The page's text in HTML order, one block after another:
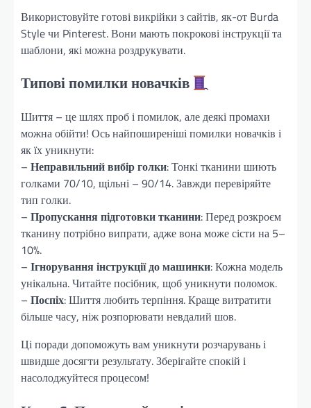
Використовуйте готові викрійки з сайтів, як-от Burda
Style чи Pinterest. Вони мають покрокові інструкції та
шаблони, які можна роздрукувати.
Типові помилки новачків
Шиття – це шлях проб і помилок, але деякі промахи
можна обійти! Ось найпоширеніші помилки новачків і
як їх уникнути:
– Неправильний вибір голки: Тонкі тканини шиють
голками 70/10, щільні – 90/14. Завжди перевіряйте
тип голки.
– Пропускання підготовки тканини: Перед розкроєм
тканину потрібно випрати, адже вона може сісти на 5–
10%.
– Ігнорування інструкції до машинки: Кожна модель
унікальна. Читайте посібник, щоб уникнути поломок.
– Поспіх: Шиття любить терпіння. Краще витратити
більше часу, ніж розпорювати невдалий шов.
Ці поради допоможуть вам уникнути розчарувань і
швидше досягти результату. Зберігайте спокій і
насолоджуйтеся процесом!